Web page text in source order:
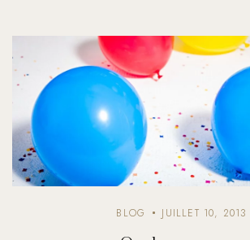
BLOG JUILLET 10, 2013